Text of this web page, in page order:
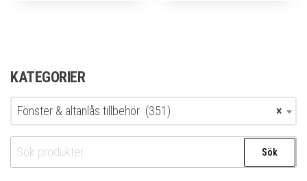
KATEGORIER
×
Fönster & altanlås tillbehör (351)
Sök
efter:
Sök